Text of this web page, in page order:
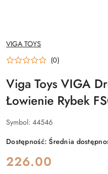
NAZWA
PRODUCENTA:
VIGA TOYS
(0)
Viga Toys VIGA
Łowienie Rybek
Symbol: 44546
Dostępność:Średnia
cena:
226.00